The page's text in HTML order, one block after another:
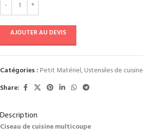
AJOUTER AU DEVIS
Catégories : Petit Matériel,Ustensiles de cuisine
Share:
Description
Ciseau de cuisine multicoupe